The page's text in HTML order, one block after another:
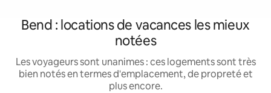
Bend : locations de vacances les mieux
notées
Les voyageurs sont unanimes : ces logements sont très
bien notés en termes d'emplacement, de propreté et
plus encore.